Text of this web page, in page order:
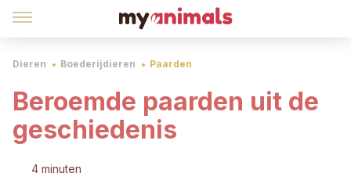
Dieren Boederijdieren Paarden
Beroemde paarden uit de
geschiedenis
4 minuten